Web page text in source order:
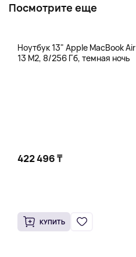
Посмотрите еще
Ноутбук 13" Apple MacBook Air
13 M2, 8/256 Гб, темная ночь
422 496 ₸
КУПИТЬ